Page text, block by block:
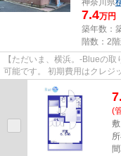
神奈川県
7.4万円
築年数：
階数：2
【ただいま、横浜。-Blueの
可能です。 初期費用はクレジ
(